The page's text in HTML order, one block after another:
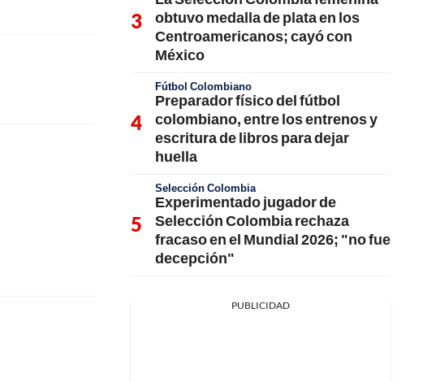
obtuvo medalla de plata en los
Centroamericanos; cayó con
México
Fútbol Colombiano
Preparador físico del fútbol
colombiano, entre los entrenos y
escritura de libros para dejar
huella
Selección Colombia
Experimentado jugador de
Selección Colombia rechaza
fracaso en el Mundial 2026; "no fue
decepción"
PUBLICIDAD